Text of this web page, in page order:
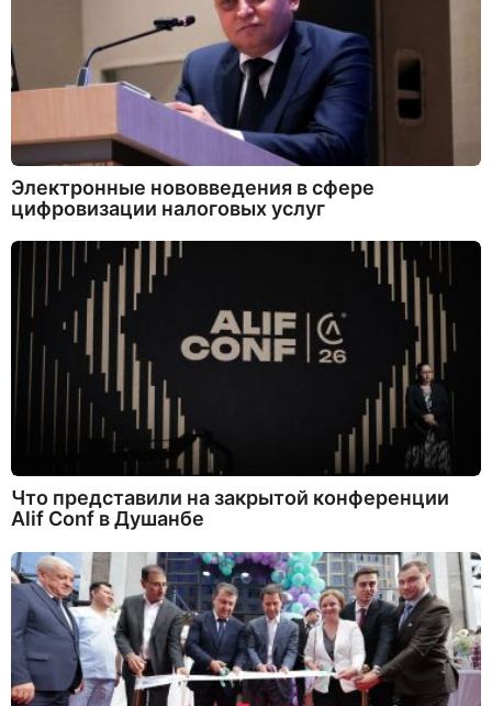
Электронные нововведения в сфере
цифровизации налоговых услуг
Что представили на закрытой конференции
Alif Conf в Душанбе